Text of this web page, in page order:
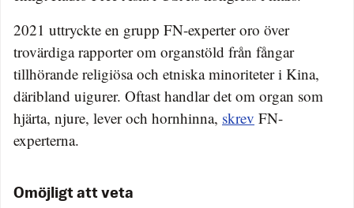
2021 uttryckte en grupp FN-experter oro över
trovärdiga rapporter om organstöld från fångar
tillhörande religiösa och etniska minoriteter i Kina,
däribland uigurer. Oftast handlar det om organ som
hjärta, njure, lever och hornhinna, skrev FN-
experterna.
Omöjligt att veta